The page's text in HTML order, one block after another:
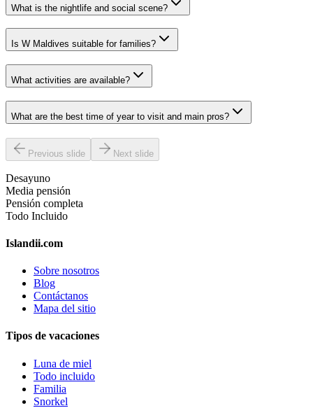
What is the nightlife and social scene?
Is W Maldives suitable for families?
What activities are available?
What are the best time of year to visit and main pros?
Previous slide Next slide
Desayuno
Media pensión
Pensión completa
Todo Incluido
Islandii.com
Sobre nosotros
Blog
Contáctanos
Mapa del sitio
Tipos de vacaciones
Luna de miel
Todo incluido
Familia
Snorkel